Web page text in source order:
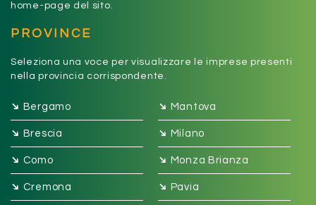
home-page del sito.
PROVINCE
Seleziona una voce per visualizzare le imprese presenti
nella provincia corrispondente.
➔ Bergamo ➔ Mantova
➔ Brescia ➔ Milano
➔ Como ➔ Monza Brianza
➔ Cremona ➔ Pavia